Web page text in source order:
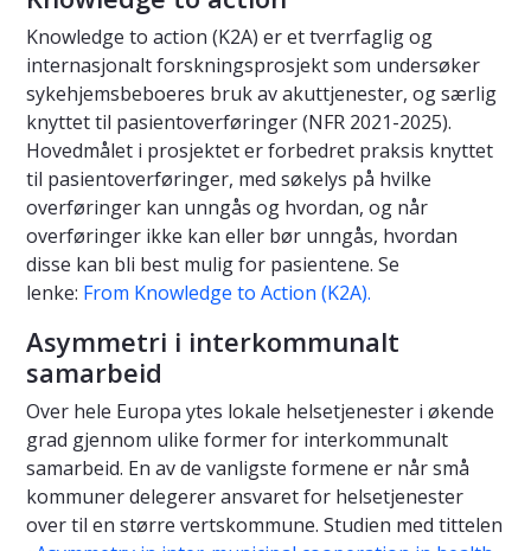
Knowledge to action (K2A) er et tverrfaglig og
internasjonalt forskningsprosjekt som undersøker
sykehjemsbeboeres bruk av akuttjenester, og særlig
knyttet til pasientoverføringer (NFR 2021-2025).
Hovedmålet i prosjektet er forbedret praksis knyttet
til pasientoverføringer, med søkelys på hvilke
overføringer kan unngås og hvordan, og når
overføringer ikke kan eller bør unngås, hvordan
disse kan bli best mulig for pasientene. Se
lenke: From Knowledge to Action (K2A).
Asymmetri i interkommunalt
samarbeid
Over hele Europa ytes lokale helsetjenester i økende
grad gjennom ulike former for interkommunalt
samarbeid. En av de vanligste formene er når små
kommuner delegerer ansvaret for helsetjenester
over til en større vertskommune. Studien med tittelen